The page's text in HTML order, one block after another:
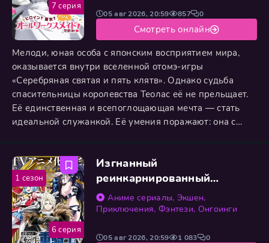
Мелоди, юная особа с японским восприятием мира,
оказывается внутри вселенной отомэ-игры
«Серебряная святая и пять клятв». Однако судьба
спасительницы королевства Теолас её не прельщает.
Её единственная и всепоглощающая мечта — стать
идеальной служанкой. Её умения поражают: она с
плотницкими инструментами. Даже дарованной ей
великой святой магией Мелоди распоряжается по-
своему: она улучшает вкус
05 авг 2026, 20:59 857 0
Смотреть онлайн
7 серия
Изгнанный
реинкарнированный
тяжёлый рыцарь не имеет
себе равных в знаниях игры
Аниме сериалы, Экшен,
Приключения, Фэнтези, Онгоинги
05 авг 2026, 20:59 1 083 0
6 серия
1 сезон